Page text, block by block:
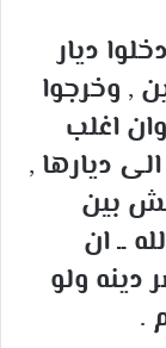
ديار
, وخرجوا
اغلب
ديارها ,
بين
ــ ان
دينه ولو
.